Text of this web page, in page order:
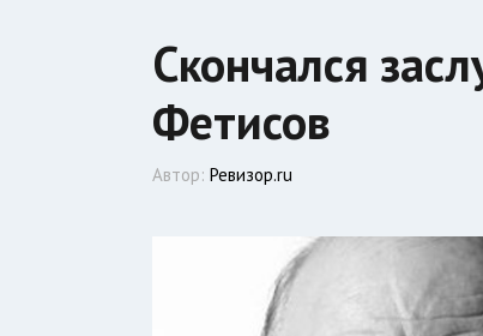
Скончался
Фетисов
Автор:Ревизор.ru